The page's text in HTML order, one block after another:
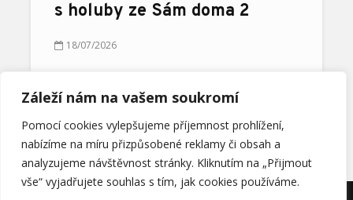
Záleží nám na vašem soukromí
Pomocí cookies vylepšujeme příjemnost prohlížení,
nabízíme na míru přizpůsobené reklamy či obsah a
analyzujeme návštěvnost stránky. Kliknutím na „Přijmout
vše“ vyjadřujete souhlas s tím, jak cookies používáme.
s holuby ze Sám doma 2
18/07/2026